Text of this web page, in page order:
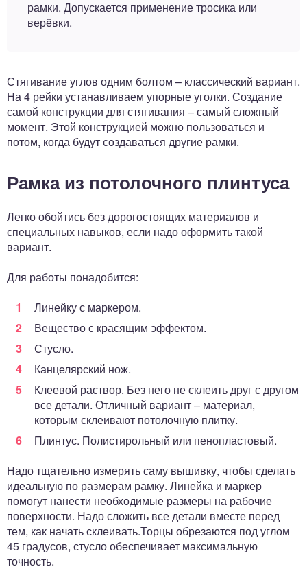
рамки. Допускается применение тросика или
верёвки.
Стягивание углов одним болтом – классический вариант.
На 4 рейки устанавливаем упорные уголки. Создание
самой конструкции для стягивания – самый сложный
момент. Этой конструкцией можно пользоваться и
потом, когда будут создаваться другие рамки.
Рамка из потолочного плинтуса
Легко обойтись без дорогостоящих материалов и
специальных навыков, если надо оформить такой
вариант.
Для работы понадобится:
Линейку с маркером.
Вещество с красящим эффектом.
Стусло.
Канцелярский нож.
Клеевой раствор. Без него не склеить друг с другом
все детали. Отличный вариант – материал,
которым склеивают потолочную плитку.
Плинтус. Полистирольный или пенопластовый.
Надо тщательно измерять саму вышивку, чтобы сделать
идеальную по размерам рамку. Линейка и маркер
помогут нанести необходимые размеры на рабочие
поверхности. Надо сложить все детали вместе перед
тем, как начать склеивать.Торцы обрезаются под углом
45 градусов, стусло обеспечивает максимальную
точность.